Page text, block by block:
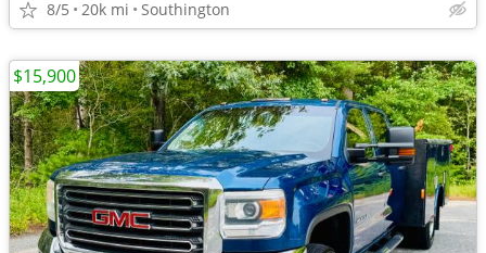
8/5 20k mi Southington
$15,900